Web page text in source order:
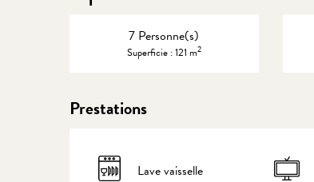
7 Personne(s)
Superficie : 121 m2
Prestations
Lave vaisselle